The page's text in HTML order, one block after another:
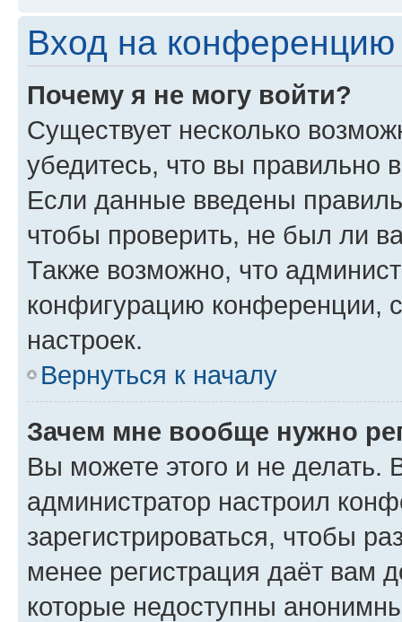
Вход на конференцию
Почему я не могу войти?
Существует несколько
убедитесь, что вы правильно
Если данные введены
чтобы проверить, не был ли
Также возможно, что
конфигурацию конференции,
настроек.
Вернуться к началу
Зачем мне вообще нужно
Вы можете этого и не делать.
администратор настроил
зарегистрироваться, чтобы
менее регистрация даёт вам
которые недоступны